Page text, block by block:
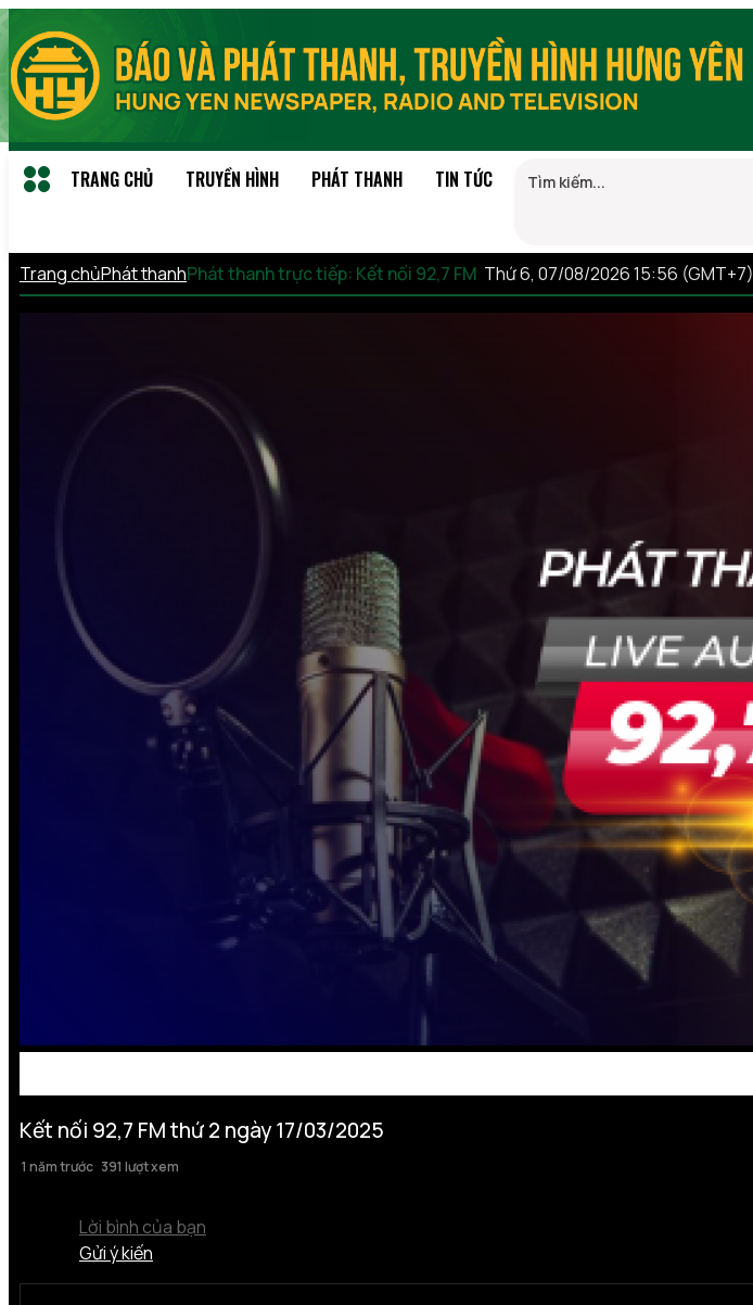
TRANG CHỦ TRUYỀN HÌNH PHÁT THANH TIN TỨC
Trang chủPhát thanhPhát thanh trực tiếp: Kết nối 92,7 FM Thứ 6, 07/08/2026 15:56 (GMT+7)
Kết nối 92,7 FM thứ 2 ngày 17/03/2025
1 năm trước 391 lượt xem
Lời bình của bạn
Gửi ý kiến